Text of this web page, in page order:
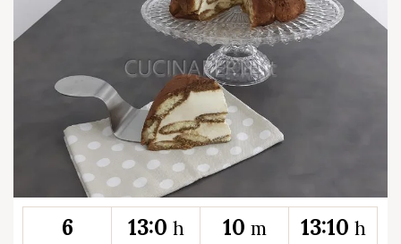
6 13:0 h 10 m 13:10 h